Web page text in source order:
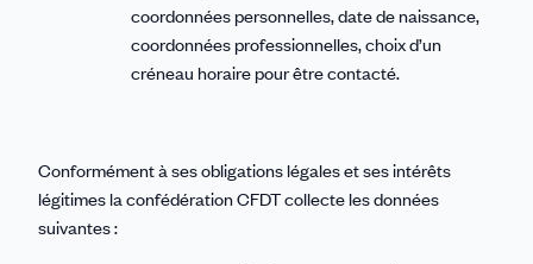
coordonnées personnelles, date de naissance,
coordonnées professionnelles, choix d’un
créneau horaire pour être contacté.
Conformément à ses obligations légales et ses intérêts
légitimes la confédération CFDT collecte les données
suivantes :